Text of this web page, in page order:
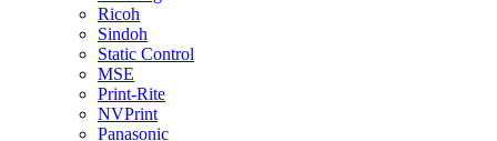
Ricoh
Sindoh
Static Control
MSE
Print-Rite
NVPrint
Panasonic